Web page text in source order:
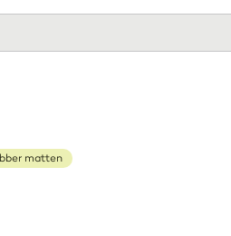
matten